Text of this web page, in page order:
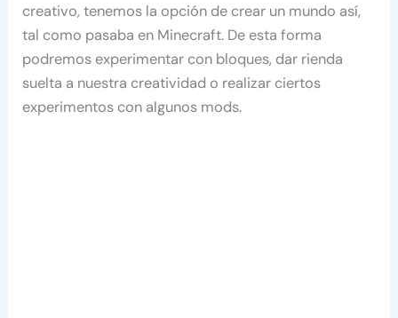
creativo, tenemos la opción de crear un mundo así,
tal como pasaba en Minecraft. De esta forma
podremos experimentar con bloques, dar rienda
suelta a nuestra creatividad o realizar ciertos
experimentos con algunos mods.